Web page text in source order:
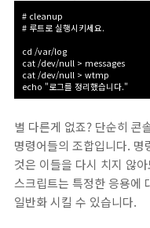
# cleanup
# 루트로 실행시키세요.
cd /var/log
cat /dev/null > messages
cat /dev/null > wtmp
echo "로그를 정리했습니다."
별 다른게 없죠? 단순히 콘
명령어들의 조합입니다.
것은 이들을 다시 치지 않
스크립트는 특정한 응용에
일반화 시킬 수 있습니다.